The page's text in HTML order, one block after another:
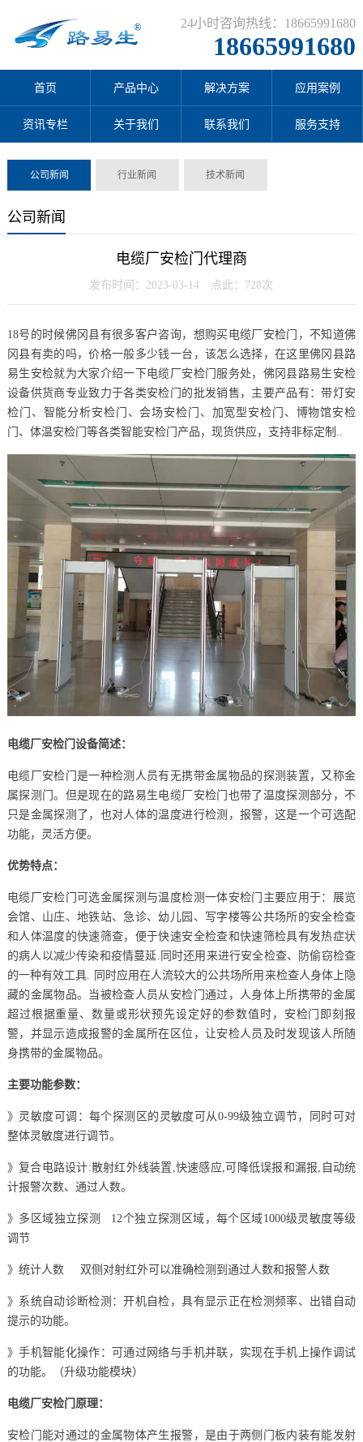
24小时咨询热线：18665991680
18665991680
首页 产品中心 解决方案 应用案例
资讯专栏 关于我们 联系我们 服务支持
公司新闻 行业新闻 技术新闻
公司新闻
电缆厂安检门代理商
发布时间：2023-03-14 点此：728次
18号的时候佛冈县有很多客户咨询，想购买电缆厂安检门，不知道佛
冈县有卖的吗，价格一般多少钱一台，该怎么选择，在这里佛冈县路
易生安检就为大家介绍一下电缆厂安检门服务处，佛冈县路易生安检
设备供货商专业致力于各类安检门的批发销售，主要产品有：带灯安
检门、智能分析安检门、会场安检门、加宽型安检门、博物馆安检
门、体温安检门等各类智能安检门产品，现货供应，支持非标定制..
电缆厂安检门设备简述：
电缆厂安检门是一种检测人员有无携带金属物品的探测装置，又称金
属探测门。但是现在的路易生电缆厂安检门也带了温度探测部分，不
只是金属探测了，也对人体的温度进行检测，报警，这是一个可选配
功能，灵活方便。
优势特点：
电缆厂安检门可选金属探测与温度检测一体安检门主要应用于：展览
会馆、山庄、地铁站、急诊、幼儿园、写字楼等公共场所的安全检查
和人体温度的快速筛查，便于快速安全检查和快速筛检具有发热症状
的病人以减少传染和疫情蔓延.同时还用来进行安全检查、防偷窃检查
的一种有效工具. 同时应用在人流较大的公共场所用来检查人身体上隐
藏的金属物品。当被检查人员从安检门通过，人身体上所携带的金属
超过根据重量、数量或形状预先设定好的参数值时，安检门即刻报
警，并显示造成报警的金属所在区位，让安检人员及时发现该人所随
身携带的金属物品。
主要功能参数：
》灵敏度可调：每个探测区的灵敏度可从0-99级独立调节，同时可对
整体灵敏度进行调节。
》复合电路设计:散射红外线装置,快速感应,可降低误报和漏报,自动统
计报警次数、通过人数。
》多区域独立探测 12个独立探测区域，每个区域1000级灵敏度等级
调节
》统计人数 双侧对射红外可以准确检测到通过人数和报警人数
》系统自动诊断检测：开机自检，具有显示正在检测频率、出错自动
提示的功能。
》手机智能化操作：可通过网络与手机并联，实现在手机上操作调试
的功能。（升级功能模块）
电缆厂安检门原理：
安检门能对通过的金属物体产生报警，是由于两侧门板内装有能发射